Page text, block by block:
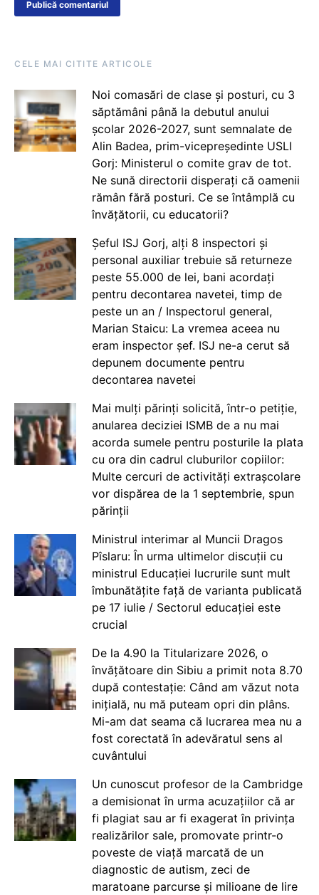
CELE MAI CITITE ARTICOLE
Noi comasări de clase și posturi, cu 3
săptămâni până la debutul anului
școlar 2026-2027, sunt semnalate de
Alin Badea, prim-vicepreședinte USLI
Gorj: Ministerul o comite grav de tot.
Ne sună directorii disperați că oamenii
rămân fără posturi. Ce se întâmplă cu
învățătorii, cu educatorii?
Șeful ISJ Gorj, alți 8 inspectori și
personal auxiliar trebuie să returneze
peste 55.000 de lei, bani acordați
pentru decontarea navetei, timp de
peste un an / Inspectorul general,
Marian Staicu: La vremea aceea nu
eram inspector șef. ISJ ne-a cerut să
depunem documente pentru
decontarea navetei
Mai mulți părinți solicită, într-o petiție,
anularea deciziei ISMB de a nu mai
acorda sumele pentru posturile la plata
cu ora din cadrul cluburilor copiilor:
Multe cercuri de activități extrașcolare
vor dispărea de la 1 septembrie, spun
părinții
Ministrul interimar al Muncii Dragos
Pîslaru: În urma ultimelor discuții cu
ministrul Educației lucrurile sunt mult
îmbunătățite față de varianta publicată
pe 17 iulie / Sectorul educației este
crucial
De la 4.90 la Titularizare 2026, o
învățătoare din Sibiu a primit nota 8.70
după contestație: Când am văzut nota
inițială, nu mă puteam opri din plâns.
Mi-am dat seama că lucrarea mea nu a
fost corectată în adevăratul sens al
cuvântului
Un cunoscut profesor de la Cambridge
a demisionat în urma acuzațiilor că ar
fi plagiat sau ar fi exagerat în privința
realizărilor sale, promovate printr-o
poveste de viață marcată de un
diagnostic de autism, zeci de
maratoane parcurse și milioane de lire